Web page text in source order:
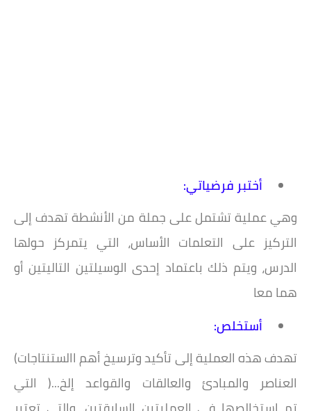
أختبر فرضياتي:
وهي عملية تشتمل على جملة من الأنشطة تهدف إلى
التركيز على التعلمات الأساس، التي يتمركز حولها
الدرس، ويتم ذلك باعتماد إحدى الوسيلتين التاليتين أو
هما معا
أستخلص:
تهدف هذه العملية إلى تأكيد وترسيخ أهم االستنتاجات)
العناصر والمبادئ والعالقات والقواعد إلخ...( التي